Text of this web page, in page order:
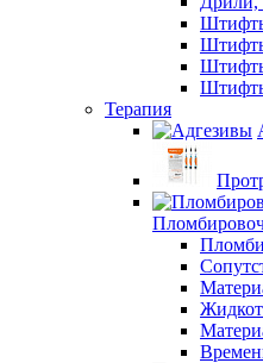
Терапия